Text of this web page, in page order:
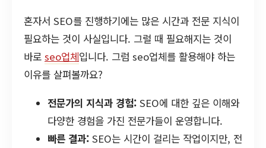
혼자서 SEO를 진행하기에는 많은 시간과 전문 지식이
필요하는 것이 사실입니다. 그럴 때 필요해지는 것이
바로 seo업체입니다. 그럼 seo업체를 활용해야 하는
이유를 살펴볼까요?
전문가의 지식과 경험: SEO에 대한 깊은 이해와
다양한 경험을 가진 전문가들이 운영합니다.
빠른 결과: SEO는 시간이 걸리는 작업이지만, 전